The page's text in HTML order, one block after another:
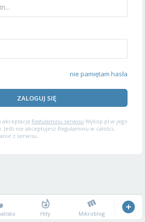
nie pamiętam hasła
ZALOGUJ SIĘ
akceptację Regulaminu serwisu Wykop.pl w jego
nie akceptujesz Regulaminu w całości,
z serwisu.
Hity Mikroblog